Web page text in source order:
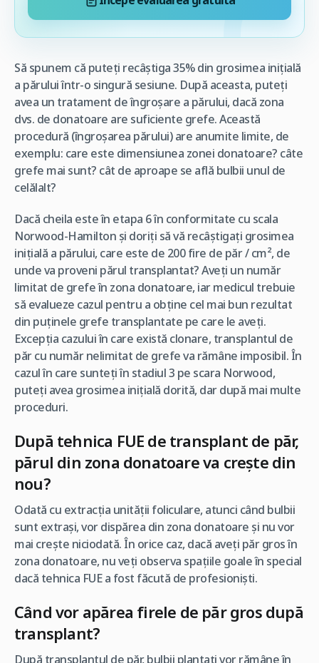
Să spunem că puteți recâștiga 35% din grosimea inițială
a părului într-o singură sesiune. După aceasta, puteți
avea un tratament de îngroșare a părului, dacă zona
dvs. de donatoare are suficiente grefe. Această
procedură (îngroșarea părului) are anumite limite, de
exemplu: care este dimensiunea zonei donatoare? câte
grefe mai sunt? cât de aproape se află bulbii unul de
celălalt?
Dacă cheila este în etapa 6 în conformitate cu scala
Norwood-Hamilton și doriți să vă recâștigați grosimea
inițială a părului, care este de 200 fire de păr / cm², de
unde va proveni părul transplantat? Aveți un număr
limitat de grefe în zona donatoare, iar medicul trebuie
să evalueze cazul pentru a obține cel mai bun rezultat
din puținele grefe transplantate pe care le aveți.
Excepția cazului în care există clonare, transplantul de
păr cu număr nelimitat de grefe va rămâne imposibil. În
cazul în care sunteți în stadiul 3 pe scara Norwood,
puteți avea grosimea inițială dorită, dar după mai multe
proceduri.
După tehnica FUE de transplant de păr,
părul din zona donatoare va crește din
nou?
Odată cu extracția unității foliculare, atunci când bulbii
sunt extrași, vor dispărea din zona donatoare și nu vor
mai crește niciodată. În orice caz, dacă aveți păr gros în
zona donatoare, nu veți observa spațiile goale în special
dacă tehnica FUE a fost făcută de profesioniști.
Când vor apărea firele de păr gros după
transplant?
După transplantul de păr, bulbii plantați vor rămâne în